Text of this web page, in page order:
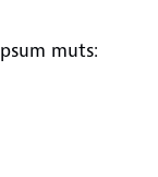
muts: